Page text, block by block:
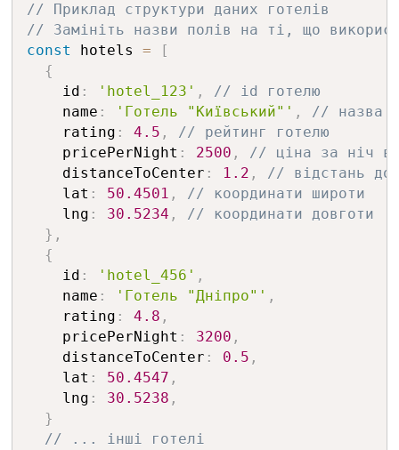
// Приклад структури даних готелів
// Замініть назви полів на ті, що
const hotels =
[
{
    id
: 'hotel_123' ,
// id готелю
    name
: 'Готель "Київський"' ,
// назва
    rating
: 4.5 ,
// рейтинг готелю
    pricePerNight
: 2500 ,
// ціна за ніч в
    distanceToCenter
: 1.2 ,
// відстань до
    lat
: 50.4501 ,
// координати широти
    lng
: 30.5234 ,
// координати довготи
} ,
{
    id
: 'hotel_456' ,
    name
: 'Готель "Дніпро"' ,
    rating
: 4.8 ,
    pricePerNight
: 3200 ,
    distanceToCenter
: 0.5 ,
    lat
: 50.4547 ,
    lng
: 30.5238 ,
}
// ... інші готелі